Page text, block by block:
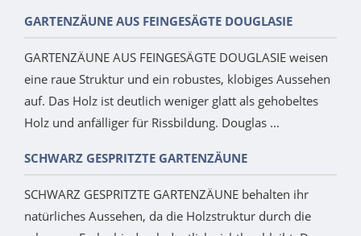
GARTENZÄUNE AUS FEINGESÄGTE DOUGLASIE
GARTENZÄUNE AUS FEINGESÄGTE DOUGLASIE weisen
eine raue Struktur und ein robustes, klobiges Aussehen
auf. Das Holz ist deutlich weniger glatt als gehobeltes
Holz und anfälliger für Rissbildung. Douglas ...
SCHWARZ GESPRITZTE GARTENZÄUNE
SCHWARZ GESPRITZTE GARTENZÄUNE behalten ihr
natürliches Aussehen, da die Holzstruktur durch die